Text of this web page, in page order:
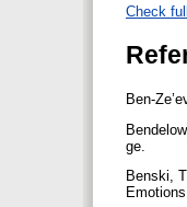
Check
Ben-
ge.
Benski,